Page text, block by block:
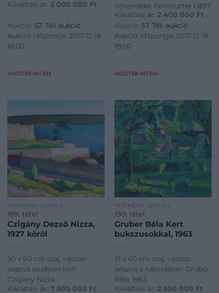
Kikiáltási ár: 5 000 000 Ft
Aukció: 57. Téli aukció
Aukció időpontja: 2017-12-18
18:00
MEGTEKINTEM
növendéke Perlmutter I 897
Kikiáltási ár: 2 400 000 Ft
Aukció: 57. Téli aukció
Aukció időpontja: 2017-12-18
18:00
MEGTEKINTEM
FESTMÉNY, GRAFIKA
189. tétel:
Czigány Dezső Nizza,
1927 köröl
50 x 60 cm olaj, vászon
jelezve középen lent:
Czigány Nizza
Kikiáltási ár: 7 500 000 Ft
FESTMÉNY, GRAFIKA
190. tétel:
Gruber Béla Kert
bukszusokkal, 1963
51 x 60 cm olaj, vászon
jelezve a hátoldalon: Gruber
Béla 1963
Kikiáltási ár: 2 500 000 Ft